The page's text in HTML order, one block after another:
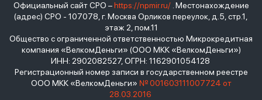
Официальный сайт СРО –https://npmir.ru/. Местонахождение
(адрес) СРО - 107078, г. Москва Орликов переулок, д.5, стр.1,
этаж 2, пом.11
Общество с ограниченной ответственностью Микрокредитная
компания «ВелкомДеньги» (ООО МКК «ВелкомДеньги»)
ИНН: 2902082527, ОГРН: 1162901054128
Регистрационный номер записи в государственном реестре
ООО МКК «ВелкомДеньги» № 001603111007724 от
28.03.2016